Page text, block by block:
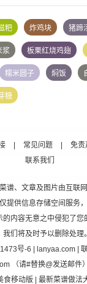
粑 炸鸡块 猪蹄
浆 板栗红烧鸡翅
糯米圆子 焖饭
糖
常见问题 免责
联系我们
谱、文章及图片由互联
提供信息存储空间服务
内容无意之中侵犯了您
我们将及时予以删除处理。
号-6 | lanyaa.com |
（请#替换@发送邮件）
食移动版 | 最新菜谱做法